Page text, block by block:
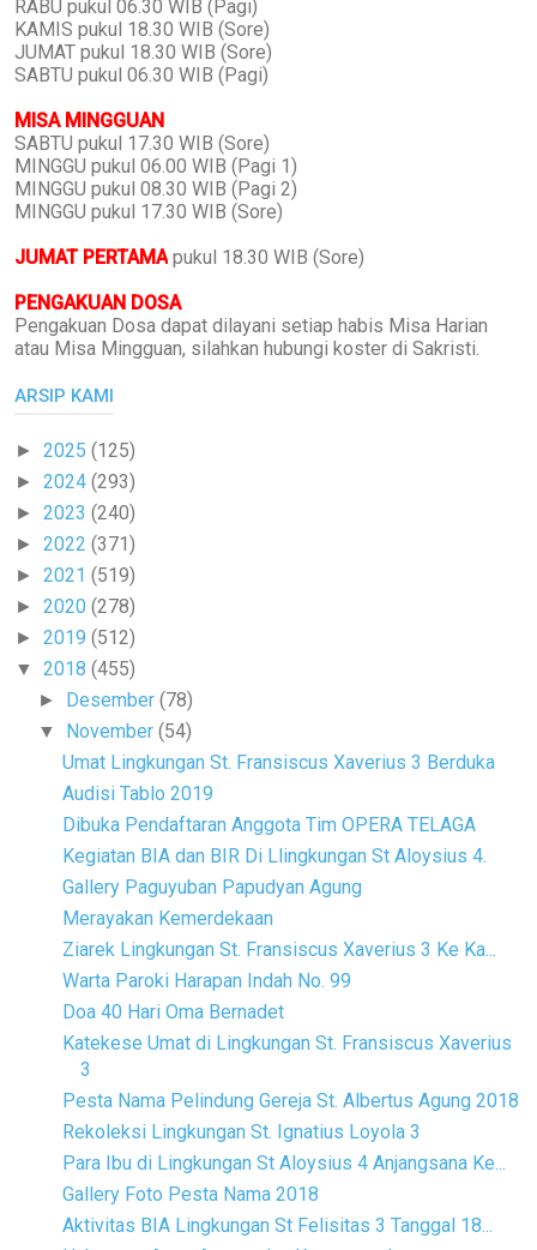
RABU pukul 06.30 WIB (Pagi)
KAMIS pukul 18.30 WIB (Sore)
JUMAT pukul 18.30 WIB (Sore)
SABTU pukul 06.30 WIB (Pagi)
MISA MINGGUAN
SABTU pukul 17.30 WIB (Sore)
MINGGU pukul 06.00 WIB (Pagi 1)
MINGGU pukul 08.30 WIB (Pagi 2)
MINGGU pukul 17.30 WIB (Sore)
JUMAT PERTAMA pukul 18.30 WIB (Sore)
PENGAKUAN DOSA
Pengakuan Dosa dapat dilayani setiap habis Misa Harian
atau Misa Mingguan, silahkan hubungi koster di Sakristi.
ARSIP KAMI
► 2025 (125)
► 2024 (293)
► 2023 (240)
► 2022 (371)
► 2021 (519)
► 2020 (278)
► 2019 (512)
▼ 2018 (455)
► Desember(78)
▼ November(54)
Umat Lingkungan St. Fransiscus Xaverius 3 Berduka
Audisi Tablo 2019
Dibuka Pendaftaran Anggota Tim OPERA TELAGA
Kegiatan BIA dan BIR Di Llingkungan St Aloysius 4.
Gallery Paguyuban Papudyan Agung
Merayakan Kemerdekaan
Ziarek Lingkungan St. Fransiscus Xaverius 3 Ke Ka...
Warta Paroki Harapan Indah No. 99
Doa 40 Hari Oma Bernadet
Katekese Umat di Lingkungan St. Fransiscus Xaverius
3
Pesta Nama Pelindung Gereja St. Albertus Agung 2018
Rekoleksi Lingkungan St. Ignatius Loyola 3
Para Ibu di Lingkungan St Aloysius 4 Anjangsana Ke...
Gallery Foto Pesta Nama 2018
Aktivitas BIA Lingkungan St Felisitas 3 Tanggal 18...